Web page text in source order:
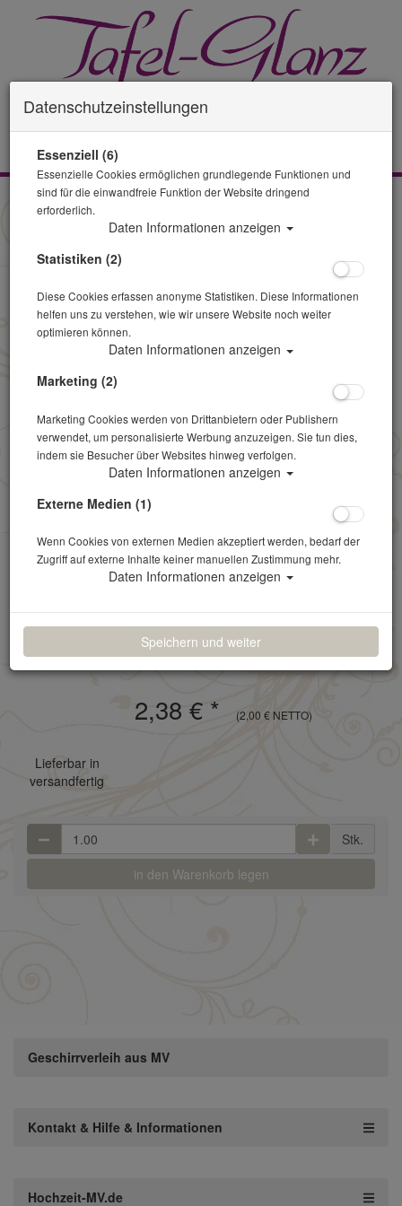
Zurück
Alle Artikel zeigen aus: Dekoration & Hochzeit
Treibholz Deko
beinhaltet: 2 dicke Stücke ca.40-60 cm (l), 4 Stücke ca.12-15 cm
(l) Verlustpreis: 11,42 €
2,38 € * (2,00 € NETTO)
Lieferbar in
versandfertig
Stk.
in den Warenkorb legen
Geschirrverleih aus MV
Kontakt & Hilfe & Informationen
Hochzeit-MV.de
Datenschutzeinstellungen
Essenziell (6)
Essenzielle Cookies ermöglichen grundlegende Funktionen und
sind für die einwandfreie Funktion der Website dringend
erforderlich.
Daten Informationen anzeigen
Statistiken (2)
Diese Cookies erfassen anonyme Statistiken. Diese Informationen
helfen uns zu verstehen, wie wir unsere Website noch weiter
optimieren können.
Daten Informationen anzeigen
Marketing (2)
Marketing Cookies werden von Drittanbietern oder Publishern
verwendet, um personalisierte Werbung anzuzeigen. Sie tun dies,
indem sie Besucher über Websites hinweg verfolgen.
Daten Informationen anzeigen
Externe Medien (1)
Wenn Cookies von externen Medien akzeptiert werden, bedarf der
Zugriff auf externe Inhalte keiner manuellen Zustimmung mehr.
Daten Informationen anzeigen
Speichern und weiter